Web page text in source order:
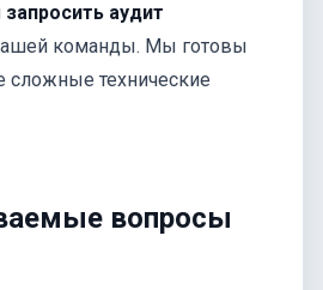
запросить аудит
команды. Мы готовы
сложные технические
вопросы